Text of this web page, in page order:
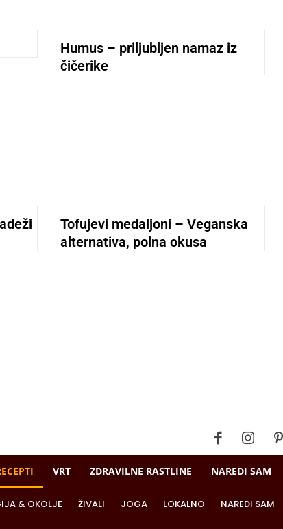
Humus – priljubljen namaz iz
čičerike
Tofujevi medaljoni – Veganska
alternativa, polna okusa
VRT ZDRAVILNE RASTLINE NAREDI SAM
& OKOLJE ŽIVALI JOGA LOKALNO NAREDI SAM